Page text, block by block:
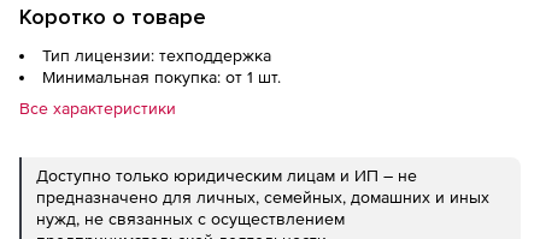
Коротко о товаре
Тип лицензии: техподдержка
Минимальная покупка: от 1 шт.
Все характеристики
Доступно только юридическим лицам и ИП – не
предназначено для личных, семейных, домашних и иных
нужд, не связанных с осуществлением